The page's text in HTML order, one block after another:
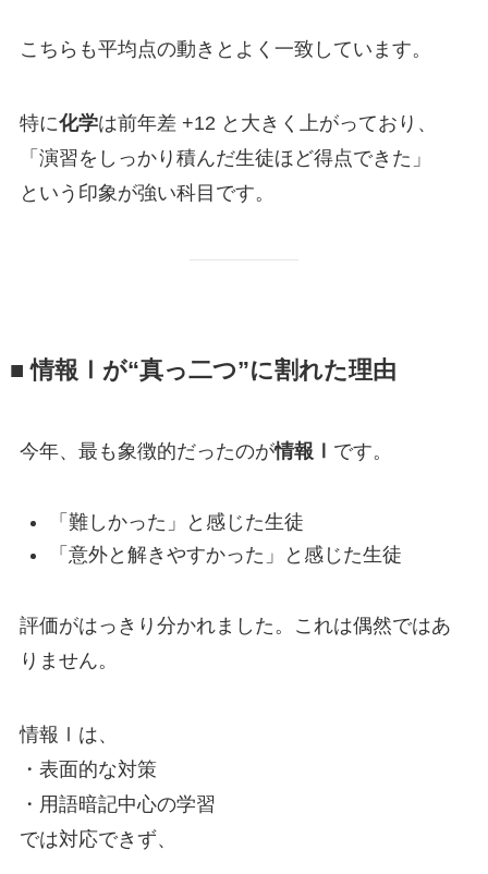
こちらも平均点の動きとよく一致しています。
特に化学は前年差 +12 と大きく上がっており、
「演習をしっかり積んだ生徒ほど得点できた」
という印象が強い科目です。
■ 情報Ⅰが“真っ二つ”に割れた理由
今年、最も象徴的だったのが情報Ⅰ です。
「難しかった」と感じた生徒
「意外と解きやすかった」と感じた生徒
評価がはっきり分かれました。これは偶然ではあ
りません。
情報Ⅰは、
・表面的な対策
・用語暗記中心の学習
では対応できず、